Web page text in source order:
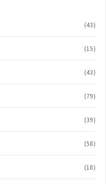
(43)
(15)
(43)
(79)
(39)
(58)
(18)